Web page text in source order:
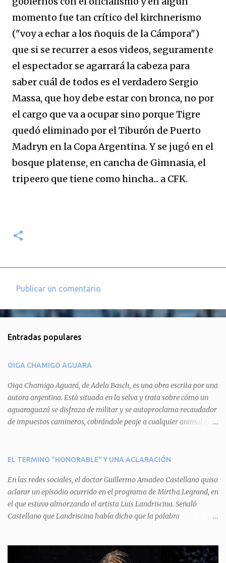
momento fue tan crítico del kirchnerismo
("voy a echar a los ñoquis de la Cámpora")
que si se recurrer a esos videos, seguramente
el espectador se agarrará la cabeza para
saber cuál de todos es el verdadero Sergio
Massa, que hoy debe estar con bronca, no por
el cargo que va a ocupar sino porque Tigre
quedó eliminado por el Tiburón de Puerto
Madryn en la Copa Argentina. Y se jugó en el
bosque platense, en cancha de Gimnasia, el
tripeero que tiene como hincha... a CFK.
o
e
t
a
r
i
o
Publicar un comentario
Entradas populares
OIGA CHAMIGO AGUARA
Oiga Chamigo Aguará, de Adela Basch, es una obra escrita por una
autora argentina. Està situada en la selva y trata sobre cómo un
aguaraguazú se disfraza de militar y se autoproclama recaudador
de impuestos camineros, cobrándole peaje a cualquier animal que
aguará le provoca. De igual manera pasa con Tatú, el armadillo.
del aguará y pasa sin pagar. Por último, Tui, la cotorra, deja
expuesta la mentira del aguará y arenga a los otros tres
personajes a unirse para enfrentarlo. Finalmente, terminan por
quitarle el disfraz de militar, y el aguará huye despavorido al verse
una propuesta muy divertida con canciones en vivo, máscaras, una
EL TERMINO "HONORABLE" Y UNA ACLARACIÓN
En las redes sociales, el doctor Guillermo Amadeo Castellano quiso
aclarar un episodio ocurrido en el programa de Mirtha Legrand, en
el que estuvo almorzando el artista Luis Landriscina. Señaló
Castellano que Landriscina había dicho que la palabra
servicio a la patria y debía ser sin remuneración". Agrega el letrado